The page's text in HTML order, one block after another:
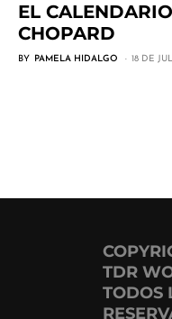
EL
CHOPARD
BY PAMELA HIDALGO 18 DE
TDR
TODOS